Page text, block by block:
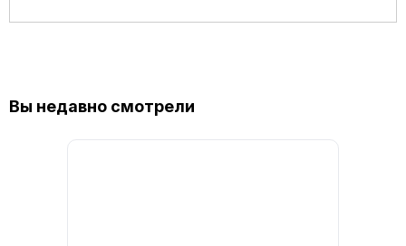
Вы недавно смотрели